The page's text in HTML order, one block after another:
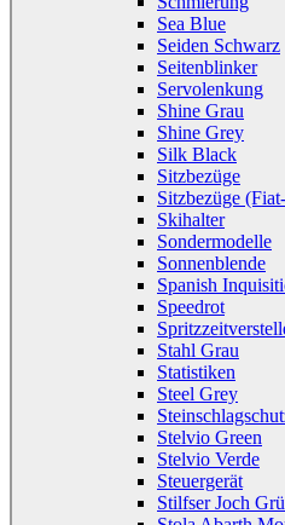
Sea Blue
Seiden Schwarz
Seitenblinker
Servolenkung
Shine Grau
Shine Grey
Silk Black
Sitzbezüge
Sitzbezüge
Skihalter
Sondermodelle
Sonnenblende
Spanish
Speedrot
Stahl Grau
Statistiken
Steel Grey
Stelvio Green
Stelvio Verde
Steuergerät
Stilfser Joch